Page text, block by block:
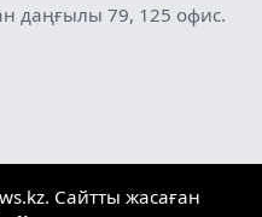
даңғылы 79, 125 офис.
Сайтты жасаған